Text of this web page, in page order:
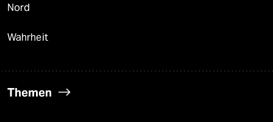
Nord
Wahrheit
Themen